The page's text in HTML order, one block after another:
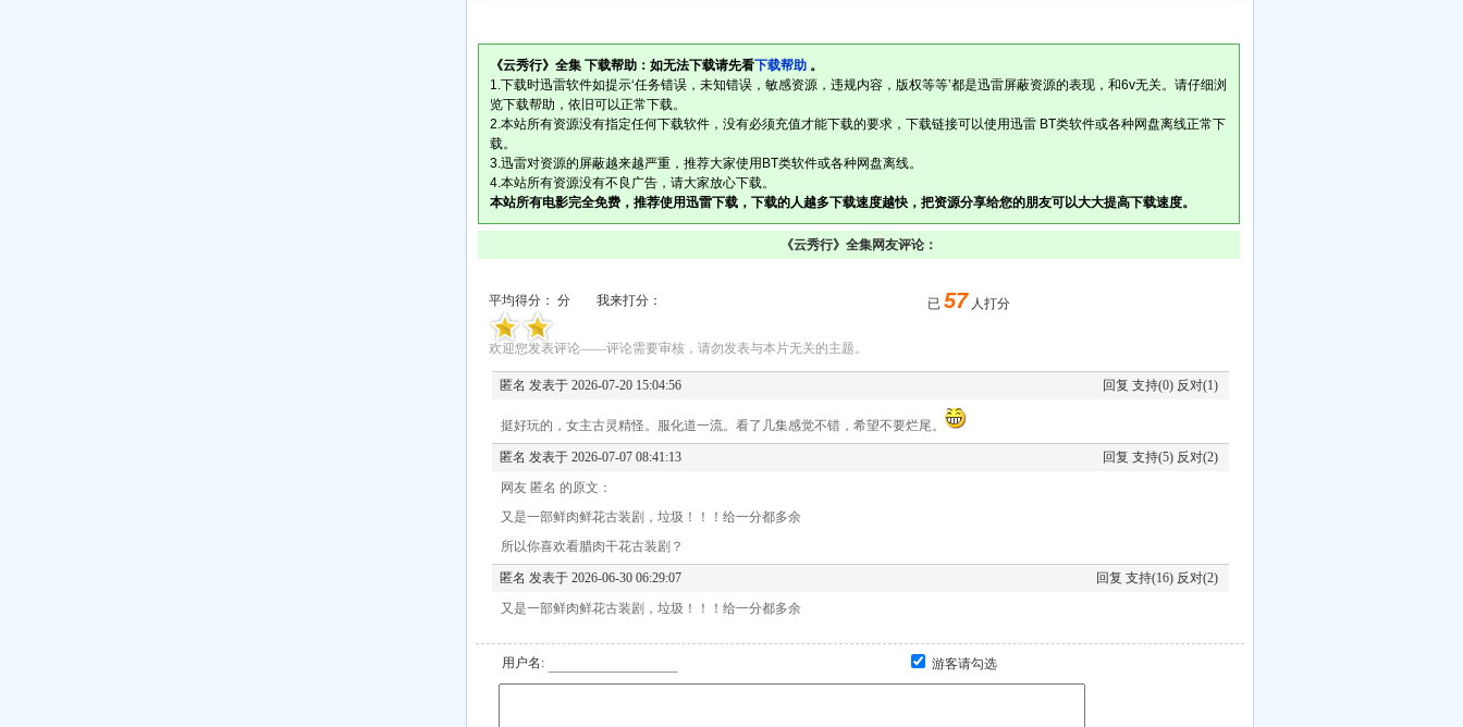
《云秀行》全集 下载帮助：如无法下载请先看下载帮助 。
1.下载时迅雷软件如提示‘任务错误，未知错误，敏感资源，违规内容，版权等等’都是迅雷屏蔽资源的表现，和6v无关。请仔细浏
览下载帮助，依旧可以正常下载。
2.本站所有资源没有指定任何下载软件，没有必须充值才能下载的要求，下载链接可以使用迅雷 BT类软件或各种网盘离线正常下
载。
3.迅雷对资源的屏蔽越来越严重，推荐大家使用BT类软件或各种网盘离线。
4.本站所有资源没有不良广告，请大家放心下载。
本站所有电影完全免费，推荐使用迅雷下载，下载的人越多下载速度越快，把资源分享给您的朋友可以大大提高下载速度。
《云秀行》全集网友评论：